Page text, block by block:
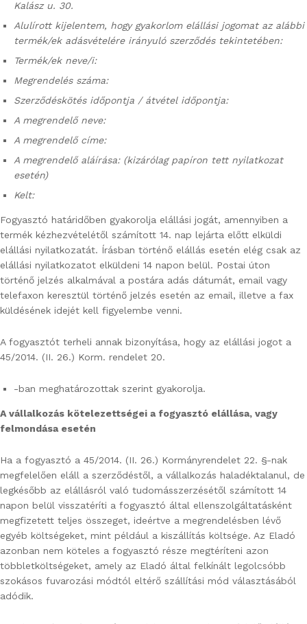
Kalász u. 30.
Alulírott kijelentem, hogy gyakorlom elállási jogomat az alábbi
termék/ek adásvételére irányuló szerződés tekintetében:
Termék/ek neve/i:
Megrendelés száma:
Szerződéskötés időpontja / átvétel időpontja:
A megrendelő neve:
A megrendelő címe:
A megrendelő aláírása: (kizárólag papíron tett nyilatkozat
esetén)
Kelt:
Fogyasztó határidőben gyakorolja elállási jogát, amennyiben a
termék kézhezvételétől számított 14. nap lejárta előtt elküldi
elállási nyilatkozatát. Írásban történő elállás esetén elég csak az
elállási nyilatkozatot elküldeni 14 napon belül. Postai úton
történő jelzés alkalmával a postára adás dátumát, email vagy
telefaxon keresztül történő jelzés esetén az email, illetve a fax
küldésének idejét kell figyelembe venni.
A fogyasztót terheli annak bizonyítása, hogy az elállási jogot a
45/2014. (II. 26.) Korm. rendelet 20.
-ban meghatározottak szerint gyakorolja.
A vállalkozás kötelezettségei a fogyasztó elállása, vagy
felmondása esetén
Ha a fogyasztó a 45/2014. (II. 26.) Kormányrendelet 22. §-nak
megfelelően eláll a szerződéstől, a vállalkozás haladéktalanul, de
legkésőbb az elállásról való tudomásszerzésétől számított 14
napon belül visszatéríti a fogyasztó által ellenszolgáltatásként
megfizetett teljes összeget, ideértve a megrendelésben lévő
egyéb költségeket, mint például a kiszállítás költsége. Az Eladó
azonban nem köteles a fogyasztó része megtéríteni azon
többletköltségeket, amely az Eladó által felkínált legolcsóbb
szokásos fuvarozási módtól eltérő szállítási mód választásából
adódik.